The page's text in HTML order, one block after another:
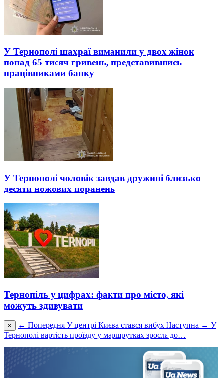
У Тернополі шахраї виманили у двох жінок
понад 65 тисяч гривень, представившись
працівниками банку
У Тернополі чоловік завдав дружині близько
десяти ножових поранень
Тернопіль у цифрах: факти про місто, які
можуть здивувати
× ← Попередня У центрі Києва стався вибух Наступна → У
Тернополі вартість проїзду у маршрутках зросла до…